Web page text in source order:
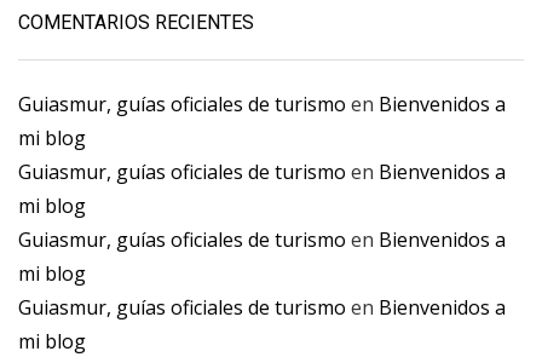
COMENTARIOS RECIENTES
Guiasmur, guías oficiales de turismo en Bienvenidos a
mi blog
Guiasmur, guías oficiales de turismo en Bienvenidos a
mi blog
Guiasmur, guías oficiales de turismo en Bienvenidos a
mi blog
Guiasmur, guías oficiales de turismo en Bienvenidos a
mi blog